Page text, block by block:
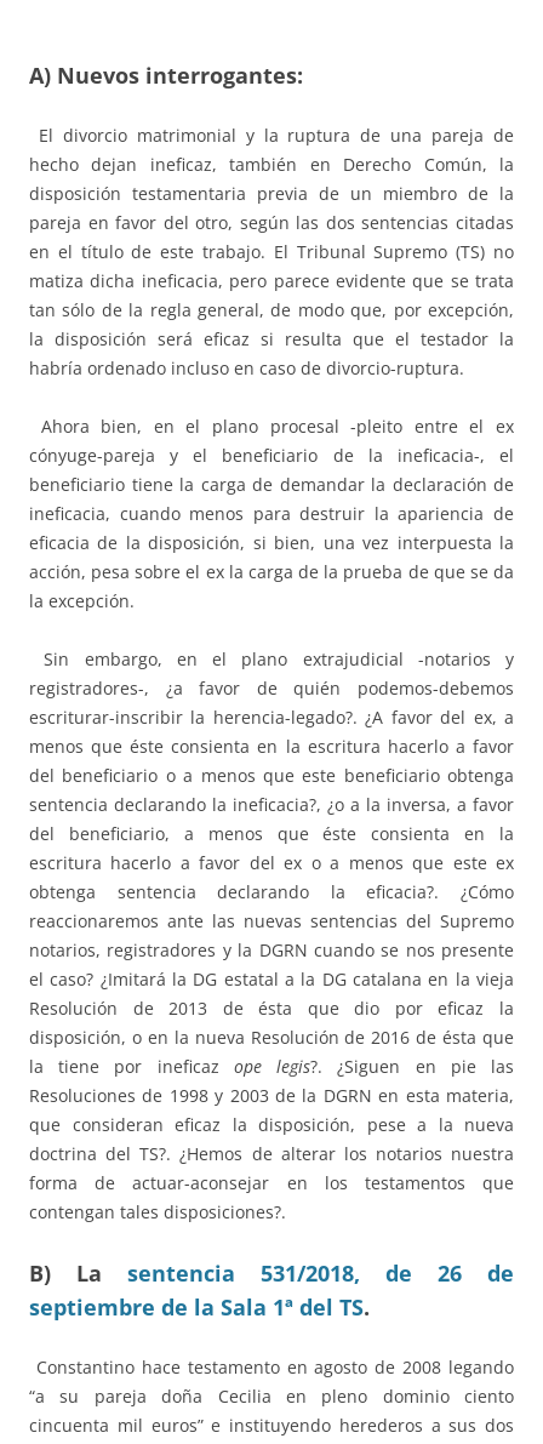
A) Nuevos interrogantes:
El divorcio matrimonial y la ruptura de una pareja de
hecho dejan ineficaz, también en Derecho Común, la
disposición testamentaria previa de un miembro de la
pareja en favor del otro, según las dos sentencias citadas
en el título de este trabajo. El Tribunal Supremo (TS) no
matiza dicha ineficacia, pero parece evidente que se trata
tan sólo de la regla general, de modo que, por excepción,
la disposición será eficaz si resulta que el testador la
habría ordenado incluso en caso de divorcio-ruptura.
Ahora bien, en el plano procesal -pleito entre el ex
cónyuge-pareja y el beneficiario de la ineficacia-, el
beneficiario tiene la carga de demandar la declaración de
ineficacia, cuando menos para destruir la apariencia de
eficacia de la disposición, si bien, una vez interpuesta la
acción, pesa sobre el ex la carga de la prueba de que se da
la excepción.
Sin embargo, en el plano extrajudicial -notarios y
registradores-, ¿a favor de quién podemos-debemos
escriturar-inscribir la herencia-legado?. ¿A favor del ex, a
menos que éste consienta en la escritura hacerlo a favor
del beneficiario o a menos que este beneficiario obtenga
sentencia declarando la ineficacia?, ¿o a la inversa, a favor
del beneficiario, a menos que éste consienta en la
escritura hacerlo a favor del ex o a menos que este ex
obtenga sentencia declarando la eficacia?. ¿Cómo
reaccionaremos ante las nuevas sentencias del Supremo
notarios, registradores y la DGRN cuando se nos presente
el caso? ¿Imitará la DG estatal a la DG catalana en la vieja
Resolución de 2013 de ésta que dio por eficaz la
disposición, o en la nueva Resolución de 2016 de ésta que
la tiene por ineficaz ope legis?. ¿Siguen en pie las
Resoluciones de 1998 y 2003 de la DGRN en esta materia,
que consideran eficaz la disposición, pese a la nueva
doctrina del TS?. ¿Hemos de alterar los notarios nuestra
forma de actuar-aconsejar en los testamentos que
contengan tales disposiciones?.
B) La sentencia 531/2018, de 26 de
septiembre de la Sala 1ª del TS.
Constantino hace testamento en agosto de 2008 legando
“a su pareja doña Cecilia en pleno dominio ciento
cincuenta mil euros” e instituyendo herederos a sus dos